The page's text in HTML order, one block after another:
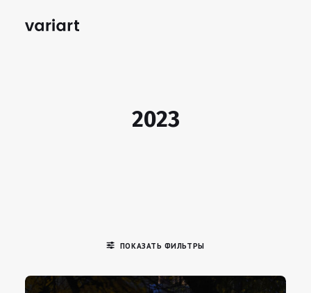
2023
ПОКАЗАТЬ ФИЛЬТРЫ